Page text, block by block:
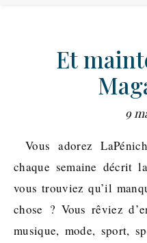
Et
9
Vous adorez
chaque semaine décrit
vous trouviez qu’il
chose ? Vous rêviez
musique, mode, sport,